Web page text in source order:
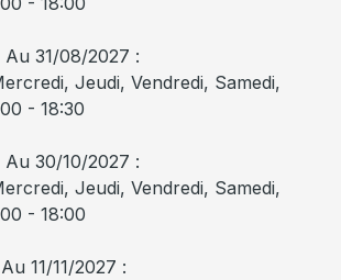
31/08/2027 :
Jeudi, Vendredi, Samedi,
- 18:30
30/10/2027 :
Jeudi, Vendredi, Samedi,
- 18:00
11/11/2027 :